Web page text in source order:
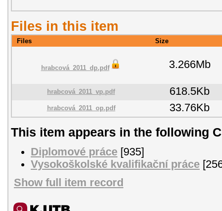
Files in this item
Files Size
hrabcová_2011_dp.pdf 3.266Mb
hrabcová_2011_vp.pdf 618.5Kb
hrabcová_2011_op.pdf 33.76Kb
This item appears in the following
Diplomové práce [935]
Vysokoškolské kvalifikační práce
Show full item record